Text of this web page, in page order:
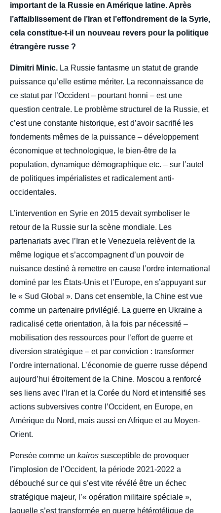
important de la Russie en Amérique latine. Après
l’affaiblissement de l’Iran et l’effondrement de la Syrie,
cela constitue-t-il un nouveau revers pour la politique
étrangère russe ?
Dimitri Minic. La Russie fantasme un statut de grande
puissance qu’elle estime mériter. La reconnaissance de
ce statut par l’Occident – pourtant honni – est une
question centrale. Le problème structurel de la Russie, et
c’est une constante historique, est d’avoir sacrifié les
fondements mêmes de la puissance – développement
économique et technologique, le bien-être de la
population, dynamique démographique etc. – sur l’autel
de politiques impérialistes et radicalement anti-
occidentales.
L’intervention en Syrie en 2015 devait symboliser le
retour de la Russie sur la scène mondiale. Les
partenariats avec l’Iran et le Venezuela relèvent de la
même logique et s’accompagnent d’un pouvoir de
nuisance destiné à remettre en cause l’ordre international
dominé par les États-Unis et l’Europe, en s’appuyant sur
le « Sud Global ». Dans cet ensemble, la Chine est vue
comme un partenaire privilégié. La guerre en Ukraine a
radicalisé cette orientation, à la fois par nécessité –
mobilisation des ressources pour l’effort de guerre et
diversion stratégique – et par conviction : transformer
l’ordre international. L’économie de guerre russe dépend
aujourd’hui étroitement de la Chine. Moscou a renforcé
ses liens avec l’Iran et la Corée du Nord et intensifié ses
actions subversives contre l’Occident, en Europe, en
Amérique du Nord, mais aussi en Afrique et au Moyen-
Orient.
Pensée comme un kairos susceptible de provoquer
l’implosion de l’Occident, la période 2021-2022 a
débouché sur ce qui s’est vite révélé être un échec
stratégique majeur, l’« opération militaire spéciale »,
laquelle s’est transformée en guerre hétérotélique de